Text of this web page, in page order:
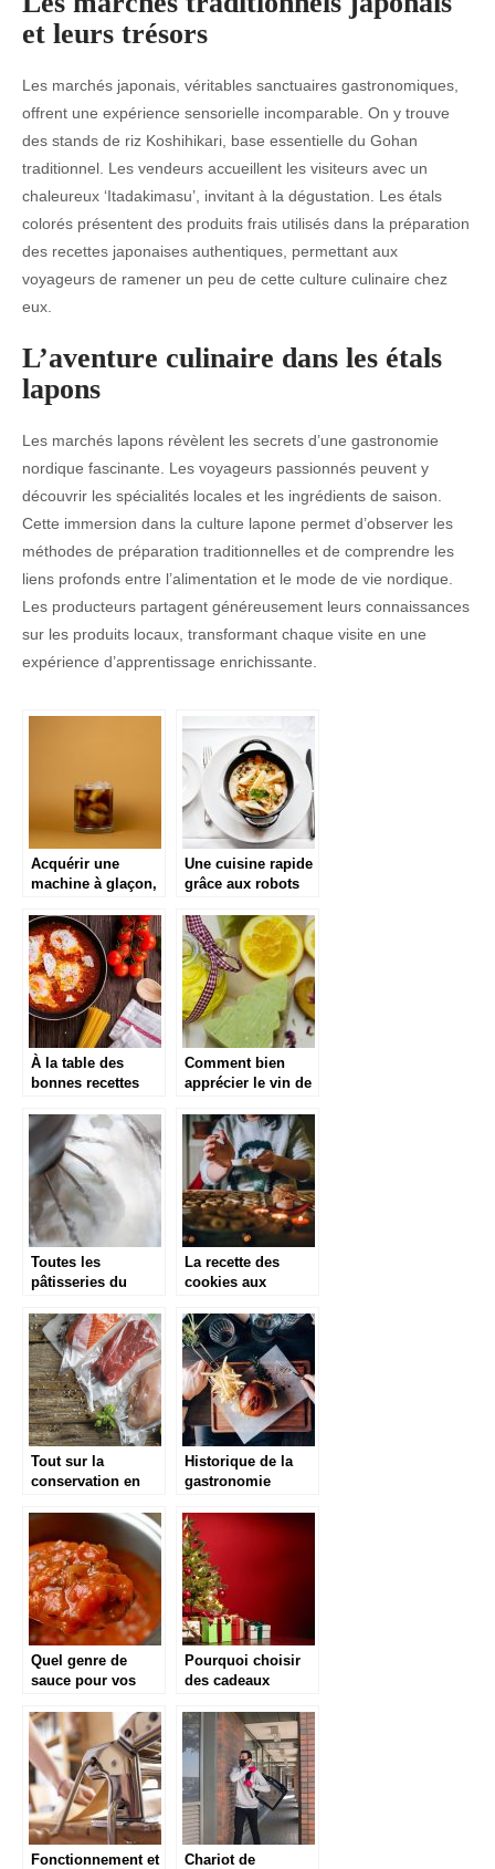
et leurs trésors
Les marchés japonais, véritables sanctuaires gastronomiques,
offrent une expérience sensorielle incomparable. On y trouve
des stands de riz Koshihikari, base essentielle du Gohan
traditionnel. Les vendeurs accueillent les visiteurs avec un
chaleureux ‘Itadakimasu’, invitant à la dégustation. Les étals
colorés présentent des produits frais utilisés dans la préparation
des recettes japonaises authentiques, permettant aux
voyageurs de ramener un peu de cette culture culinaire chez
eux.
L’aventure culinaire dans les étals
lapons
Les marchés lapons révèlent les secrets d’une gastronomie
nordique fascinante. Les voyageurs passionnés peuvent y
découvrir les spécialités locales et les ingrédients de saison.
Cette immersion dans la culture lapone permet d’observer les
méthodes de préparation traditionnelles et de comprendre les
liens profonds entre l’alimentation et le mode de vie nordique.
Les producteurs partagent généreusement leurs connaissances
sur les produits locaux, transformant chaque visite en une
expérience d’apprentissage enrichissante.
Acquérir une
machine à glaçon,
cuisine
Une cuisine rapide
grâce aux robots
À la table des
bonnes recettes
Comment bien
apprécier le vin de
qui soit ?
Toutes les
pâtisseries du
La recette des
cookies aux
chocolat sans
gluten
Tout sur la
conservation en
Historique de la
gastronomie
Quel genre de
sauce pour vos
quelques conseils
Pourquoi choisir
des cadeaux
Fonctionnement et
Chariot de